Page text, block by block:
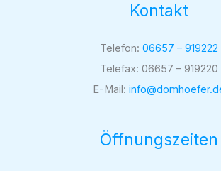
Kontakt
Telefon: 06657 – 919222
Telefax: 06657 – 919220
E-Mail:
Öffnungszeiten